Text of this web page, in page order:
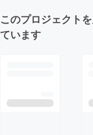
このプロジェクト
ています